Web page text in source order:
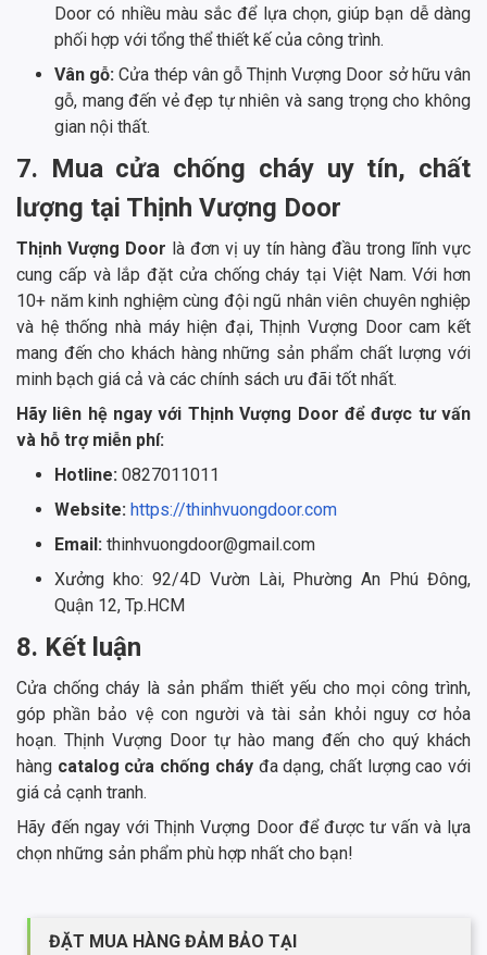
Door có nhiều màu sắc để lựa chọn, giúp bạn dễ dàng
phối hợp với tổng thể thiết kế của công trình.
Vân gỗ: Cửa thép vân gỗ Thịnh Vượng Door sở hữu vân
gỗ, mang đến vẻ đẹp tự nhiên và sang trọng cho không
gian nội thất.
7. Mua cửa chống cháy uy tín, chất
lượng tại Thịnh Vượng Door
Thịnh Vượng Door là đơn vị uy tín hàng đầu trong lĩnh vực
cung cấp và lắp đặt cửa chống cháy tại Việt Nam. Với hơn
10+ năm kinh nghiệm cùng đội ngũ nhân viên chuyên nghiệp
và hệ thống nhà máy hiện đại, Thịnh Vượng Door cam kết
mang đến cho khách hàng những sản phẩm chất lượng với
minh bạch giá cả và các chính sách ưu đãi tốt nhất.
Hãy liên hệ ngay với Thịnh Vượng Door để được tư vấn
và hỗ trợ miễn phí:
Hotline: 0827011011
Website: https://thinhvuongdoor.com
Email: thinhvuongdoor@gmail.com
Xưởng kho: 92/4D Vườn Lài, Phường An Phú Đông,
Quận 12, Tp.HCM
8. Kết luận
Cửa chống cháy là sản phẩm thiết yếu cho mọi công trình,
góp phần bảo vệ con người và tài sản khỏi nguy cơ hỏa
hoạn. Thịnh Vượng Door tự hào mang đến cho quý khách
hàng catalog cửa chống cháy đa dạng, chất lượng cao với
giá cả cạnh tranh.
Hãy đến ngay với Thịnh Vượng Door để được tư vấn và lựa
chọn những sản phẩm phù hợp nhất cho bạn!
ĐẶT MUA HÀNG ĐẢM BẢO TẠI